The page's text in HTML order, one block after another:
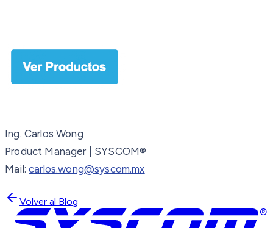
Ing. Carlos Wong
Product Manager | SYSCOM®
Mail:carlos.wong@syscom.mx
Volver al Blog